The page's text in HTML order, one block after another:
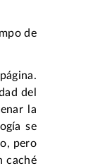
de
del
la
se
pero
caché